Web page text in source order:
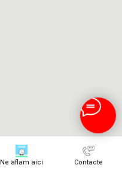
Ne aflam aici Contacte